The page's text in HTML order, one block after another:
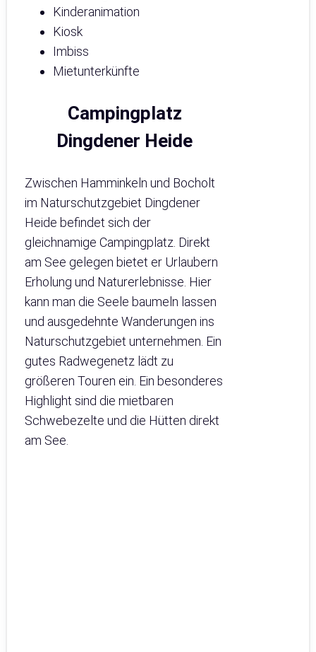
Kinderanimation
Kiosk
Imbiss
Mietunterkünfte
Campingplatz
Dingdener Heide
Zwischen Hamminkeln und Bocholt
im Naturschutzgebiet Dingdener
Heide befindet sich der
gleichnamige Campingplatz. Direkt
am See gelegen bietet er Urlaubern
Erholung und Naturerlebnisse. Hier
kann man die Seele baumeln lassen
und ausgedehnte Wanderungen ins
Naturschutzgebiet unternehmen. Ein
gutes Radwegenetz lädt zu
größeren Touren ein. Ein besonderes
Highlight sind die mietbaren
Schwebezelte und die Hütten direkt
am See.